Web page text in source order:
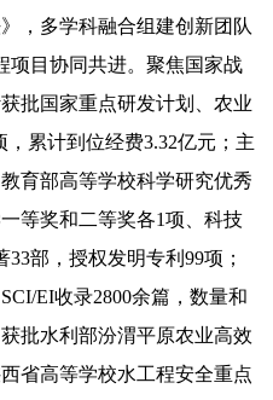
，多学科融合组建创新团队
项目协同共进。聚焦国家战
批国家重点研发计划、农业
，累计到位经费3.32亿元；主
育部高等学校科学研究优秀
等奖和二等奖各1项、科技
部，授权发明专利99项；
EI收录2800余篇，数量和
批水利部汾渭平原农业高效
省高等学校水工程安全重点